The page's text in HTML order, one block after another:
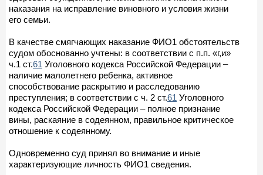
наказания на исправление виновного и условия жизни
его семьи.
В качестве смягчающих наказание ФИО1 обстоятельств
судом обоснованно учтены: в соответствии с п.п. «г,и»
ч.1 ст.61 Уголовного кодекса Российской Федерации –
наличие малолетнего ребенка, активное
способствование раскрытию и расследованию
преступления; в соответствии с ч. 2 ст.61 Уголовного
кодекса Российской Федерации – полное признание
вины, раскаяние в содеянном, правильное критическое
отношение к содеянному.
Одновременно суд принял во внимание и иные
характеризующие личность ФИО1 сведения.